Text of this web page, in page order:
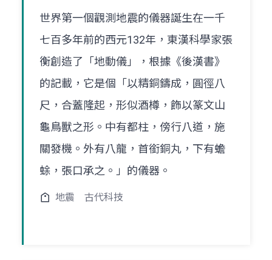
世界第一個觀測地震的儀器誕生在一千
七百多年前的西元132年，東漢科學家張
衡創造了「地動儀」，根據《後漢書》
的記載，它是個「以精銅鑄成，圓徑八
尺，合蓋隆起，形似酒樽，飾以篆文山
龜鳥獸之形。中有都柱，傍行八道，施
關發機。外有八龍，首銜銅丸，下有蟾
蜍，張口承之。」的儀器。
地震 古代科技